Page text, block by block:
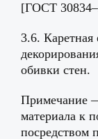
[ГОСТ
3.6.
обивки стен.
Примечание
материала к
посредством